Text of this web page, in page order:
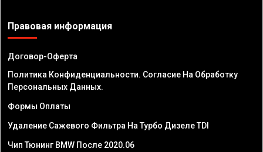
Правовая информация
Договор-Оферта
Политика Конфиденциальности. Согласие На Обработку
Персональных Данных.
Формы Оплаты
Удаление Сажевого Фильтра На Турбо Дизеле TDI
Чип Тюнинг BMW После 2020.06